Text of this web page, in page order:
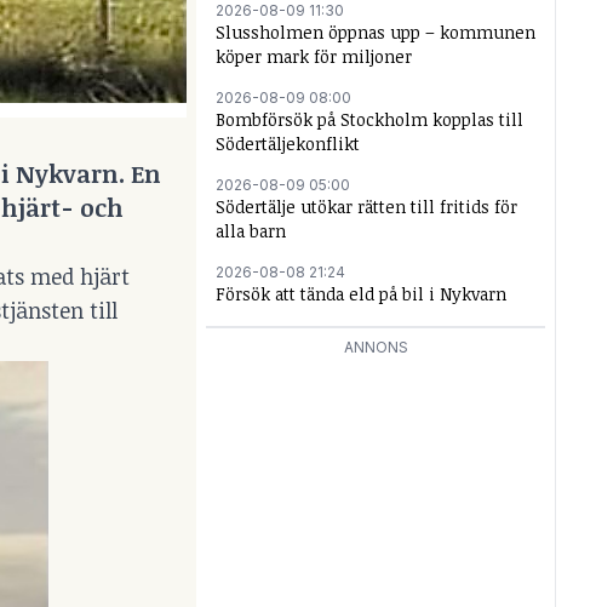
Nykvarn. En
och
med hjärt
till
2026-08-09 11:30
Slussholmen öppnas upp – kommunen
köper mark för miljoner
2026-08-09 08:00
Bombförsök på Stockholm kopplas till
Södertäljekonflikt
2026-08-09 05:00
Södertälje utökar rätten till fritids för
alla barn
2026-08-08 21:24
Försök att tända eld på bil i Nykvarn
ANNONS